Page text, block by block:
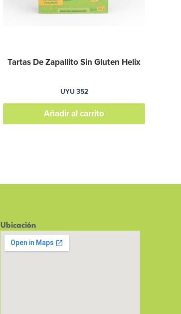
Tartas De Zapallito Sin Gluten Helix
UYU 352
Añadir al carrito
Ubicación